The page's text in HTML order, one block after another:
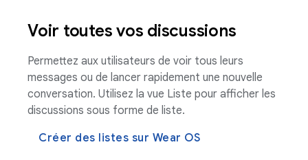
Voir toutes vos discussions
Permettez aux utilisateurs de voir tous leurs
messages ou de lancer rapidement une nouvelle
conversation. Utilisez la vue Liste pour afficher les
discussions sous forme de liste.
Créer des listes sur Wear OS